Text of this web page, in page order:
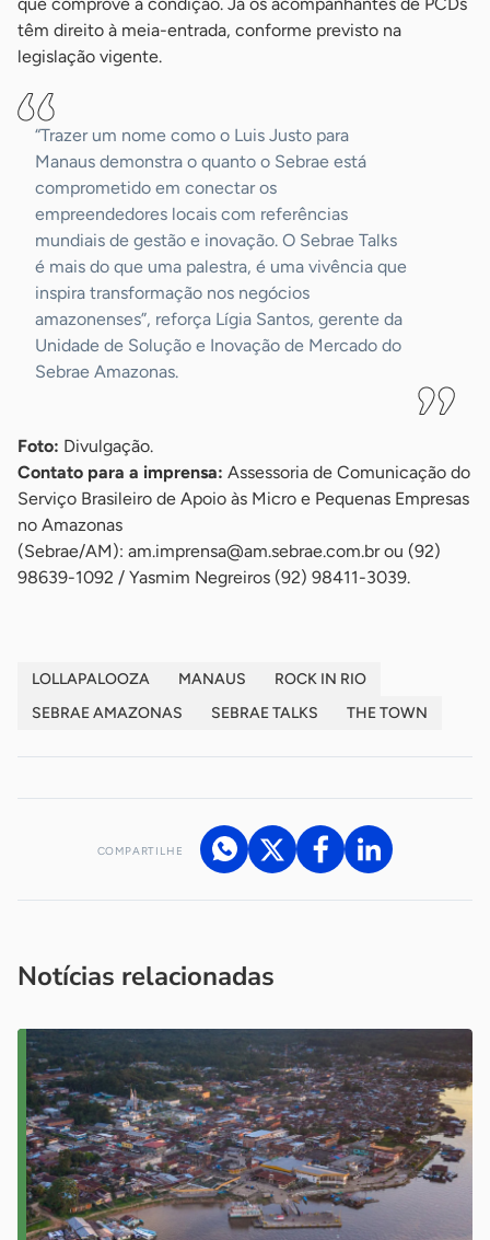
têm direito à meia-entrada, conforme previsto na
legislação vigente.
“Trazer um nome como o Luis Justo para
Manaus demonstra o quanto o Sebrae está
comprometido em conectar os
empreendedores locais com referências
mundiais de gestão e inovação. O Sebrae Talks
é mais do que uma palestra, é uma vivência que
inspira transformação nos negócios
amazonenses”, reforça Lígia Santos, gerente da
Unidade de Solução e Inovação de Mercado do
Sebrae Amazonas.
Foto: Divulgação.
Contato para a imprensa: Assessoria de Comunicação do
Serviço Brasileiro de Apoio às Micro e Pequenas Empresas
no Amazonas
(Sebrae/AM): am.imprensa@am.sebrae.com.brou (92)
98639-1092 / Yasmim Negreiros (92) 98411-3039.
LOLLAPALOOZA MANAUS
ROCK IN RIO
SEBRAE AMAZONAS
SEBRAE TALKS THE TOWN
COMPARTILHE
Notícias relacionadas